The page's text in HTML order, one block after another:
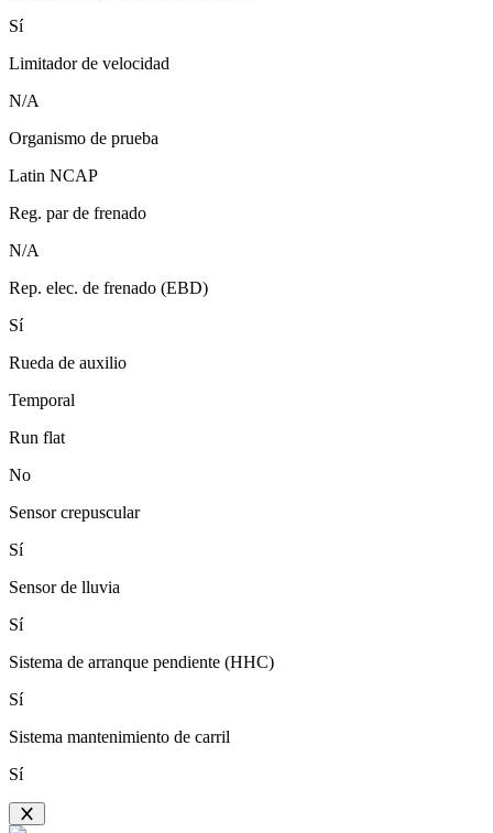
Sí
Limitador de velocidad
N/A
Organismo de prueba
Latin NCAP
Reg. par de frenado
N/A
Rep. elec. de frenado (EBD)
Sí
Rueda de auxilio
Temporal
Run flat
No
Sensor crepuscular
Sí
Sensor de lluvia
Sí
Sistema de arranque pendiente (HHC)
Sí
Sistema mantenimiento de carril
Sí